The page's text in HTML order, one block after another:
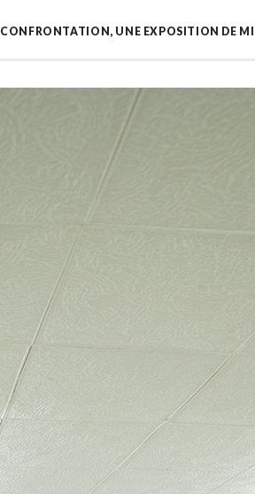
CONFRONTATION, UNE EXPOSITION DE